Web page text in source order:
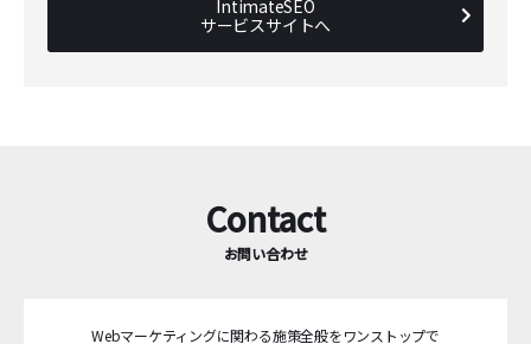
IntimateSEO
サービスサイトへ
Contact
お問い合わせ
Webマーケティングに関わる施策全般をワンストップで